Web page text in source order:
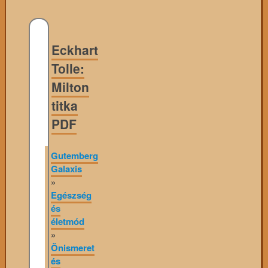
Eckhart
Tolle:
Milton
titka
PDF
Gutemberg
Galaxis
»
Egészség
és
életmód
»
Önismeret
és